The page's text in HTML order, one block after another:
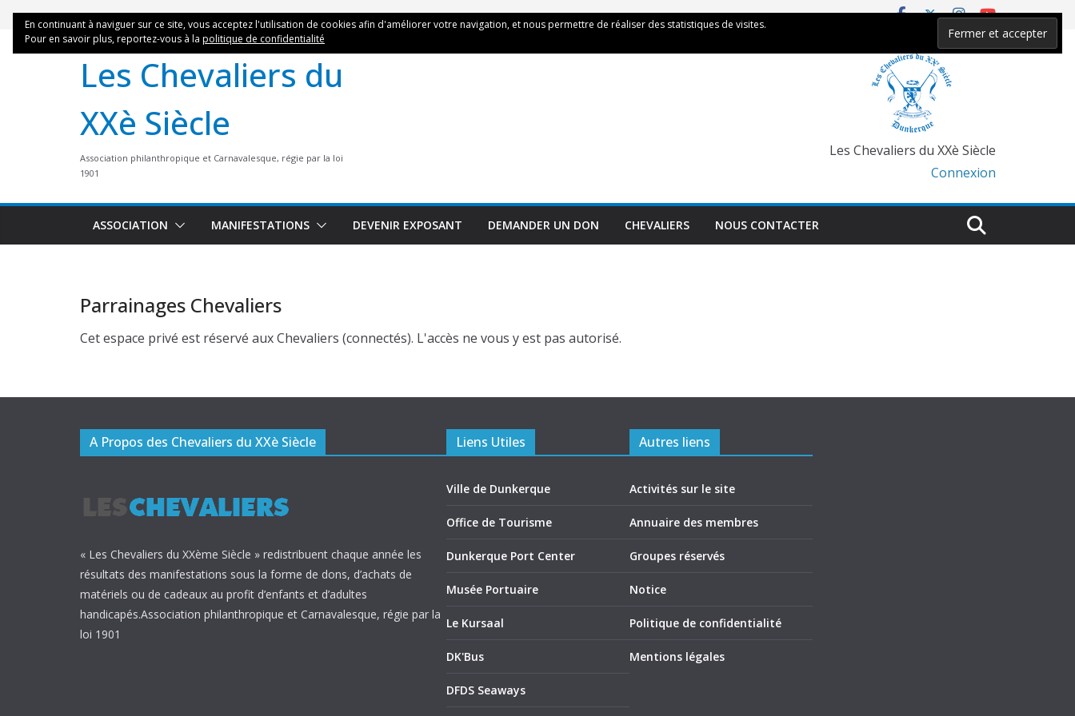
Skip
content
Les Chevaliers du
XXè Siècle
Association philanthropique et Carnavalesque, régie par la loi
1901
Les Chevaliers du XXè Siècle
Connexion
ASSOCIATION MANIFESTATIONS DEVENIR EXPOSANT DEMANDER UN DON CHEVALIERS NOUS CONTACTER
Parrainages Chevaliers
Cet espace privé est réservé aux Chevaliers (connectés). L'accès ne vous y est pas autorisé.
A Propos des Chevaliers du XXè Siècle
« Les Chevaliers du XXème Siècle » redistribuent chaque année les
résultats des manifestations sous la forme de dons, d’achats de
matériels ou de cadeaux au profit d’enfants et d’adultes
handicapés.Association philanthropique et Carnavalesque, régie par la
loi 1901
Liens Utiles
Ville de Dunkerque
Office de Tourisme
Dunkerque Port Center
Musée Portuaire
Le Kursaal
DK'Bus
DFDS Seaways
Autres liens
Activités sur le site
Annuaire des membres
Groupes réservés
Notice
Politique de confidentialité
Mentions légales
En continuant à naviguer sur ce site, vous acceptez l'utilisation de cookies afin d'améliorer votre navigation, et nous permettre de réaliser des statistiques de visites.
Pour en savoir plus, reportez-vous à la politique de confidentialité